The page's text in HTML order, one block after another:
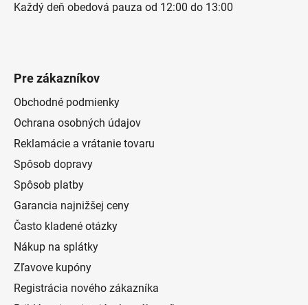
Každý deň obedová pauza od 12:00 do 13:00
Pre zákazníkov
Obchodné podmienky
Ochrana osobných údajov
Reklamácie a vrátanie tovaru
Spôsob dopravy
Spôsob platby
Garancia najnižšej ceny
Často kladené otázky
Nákup na splátky
Zľavove kupóny
Registrácia nového zákazníka